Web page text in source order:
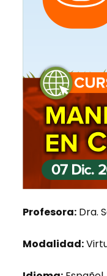
Profesora: Dra.
Modalidad: